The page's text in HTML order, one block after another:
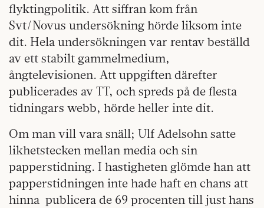
flyktingpolitik. Att siffran kom från
Svt/Novus undersökning hörde liksom inte
dit. Hela undersökningen var rentav beställd
av ett stabilt gammelmedium,
ångtelevisionen. Att uppgiften därefter
publicerades av TT, och spreds på de flesta
tidningars webb, hörde heller inte dit.
Om man vill vara snäll; Ulf Adelsohn satte
likhetstecken mellan media och sin
papperstidning. I hastigheten glömde han att
papperstidningen inte hade haft en chans att
hinna publicera de 69 procenten till just hans